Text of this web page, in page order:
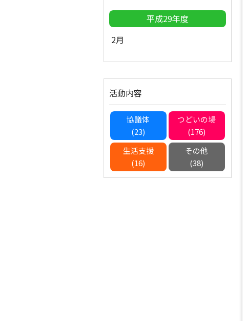
平成29年度
2月
活動内容
協議体
(23)
つどいの場
(176)
生活支援
(16)
その他
(38)